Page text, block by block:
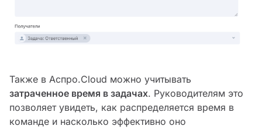
Также в Аспро.Cloud можно учитывать
затраченное время в задачах. Руководителям это
позволяет увидеть, как распределяется время в
команде и насколько эффективно оно